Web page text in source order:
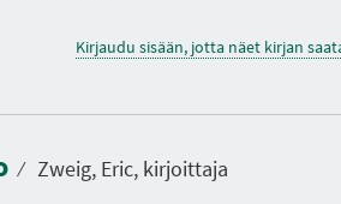
Kirjaudu sisään, jotta näet kirjan
⁄ Zweig, Eric, kirjoittaja